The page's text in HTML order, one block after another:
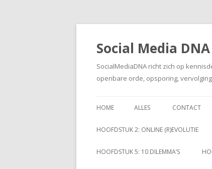
Social Media DNA
SocialMediaDNA richt zich op
openbare orde, opsporing,
HOME ALLES CONTACT
HOOFDSTUK 2: ONLINE (R)EVOLUTIE
HOOFDSTUK 5: 10 DILEMMA’S